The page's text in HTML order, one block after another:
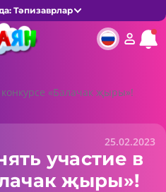
Тәпизаврлар
«Балачак җыры»!
25.02.2023
участие в
җыры»!